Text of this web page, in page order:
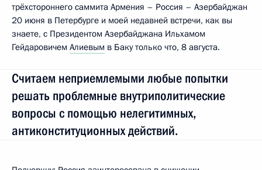
трёхстороннего саммита Армения – Россия – Азербайджан
20 июня в Петербурге и моей недавней встречи, как вы
знаете, с Президентом Азербайджана Ильхамом
Гейдаровичем Алиевым в Баку только что, 8 августа.
Считаем неприемлемыми любые попытки
решать проблемные внутриполитические
вопросы с помощью нелегитимных,
антиконституционных действий.